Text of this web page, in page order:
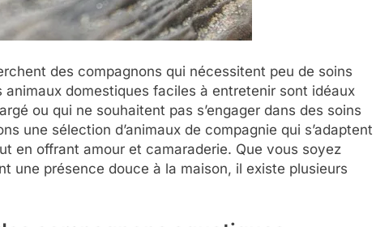
des compagnons qui nécessitent peu de soins
domestiques faciles à entretenir sont idéaux
ou qui ne souhaitent pas s’engager dans des soins
une sélection d’animaux de compagnie qui s’adaptent
en offrant amour et camaraderie. Que vous soyez
une présence douce à la maison, il existe plusieurs